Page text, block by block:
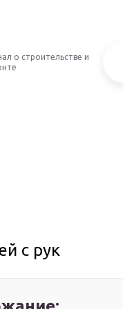
о строительстве и
с рук